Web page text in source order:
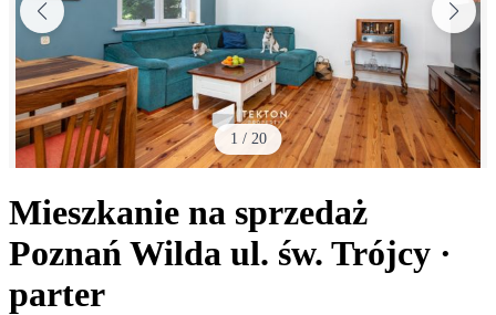
1 / 20
Mieszkanie na sprzedaż
Poznań Wilda ul. św. Trójcy ·
parter